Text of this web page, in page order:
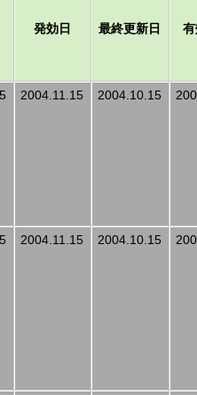
発効日 最終更新日
2004.11.15 2004.10.15
2004.11.15 2004.10.15